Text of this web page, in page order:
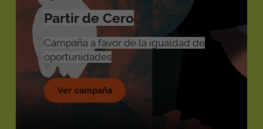
Partir de Cero
Campaña a favor de la igualdad de
oportunidades
Ver campaña